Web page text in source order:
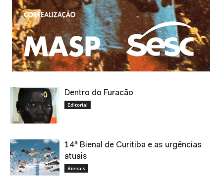
Dentro do Furacão
Editorial
14ª Bienal de Curitiba e as urgências
atuais
Bienais